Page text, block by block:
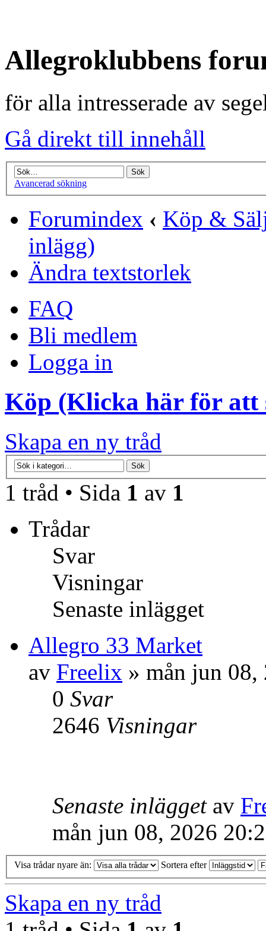
Allegroklubbens
för alla intresserade av
Gå direkt till innehåll
Avancerad sökning
Forumindex ‹ Köp &
inlägg)
Ändra textstorlek
FAQ
Bli medlem
Logga in
Köp (Klicka här för att
Skapa en ny tråd
1 tråd • Sida 1 av 1
Trådar
Svar
Visningar
Senaste inlägget
Allegro 33 Market
av Freelix » mån jun 08,
0 Svar
2646 Visningar
Senaste inlägget av
mån jun 08, 2026
Visa trådar nyare än: Sortera efter
Skapa en ny tråd